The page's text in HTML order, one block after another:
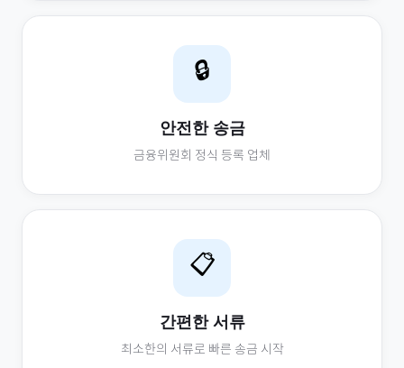
🔒
안전한 송금
금융위원회 정식 등록 업체
📋
간편한 서류
최소한의 서류로 빠른 송금 시작